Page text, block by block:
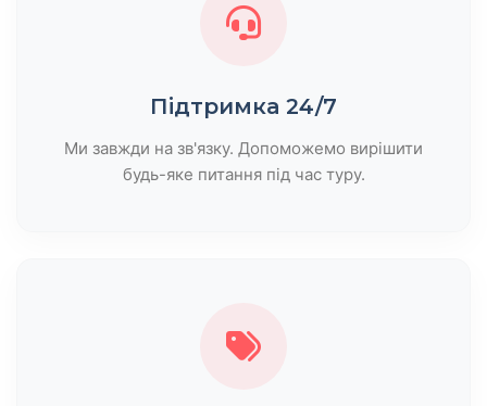
Підтримка 24/7
Ми завжди на зв'язку. Допоможемо вирішити
будь-яке питання під час туру.